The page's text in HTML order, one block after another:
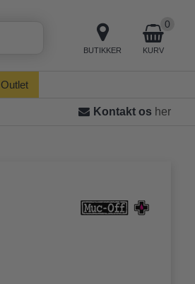
BUTIKKER KURV
0
Outlet
Kontakt os her